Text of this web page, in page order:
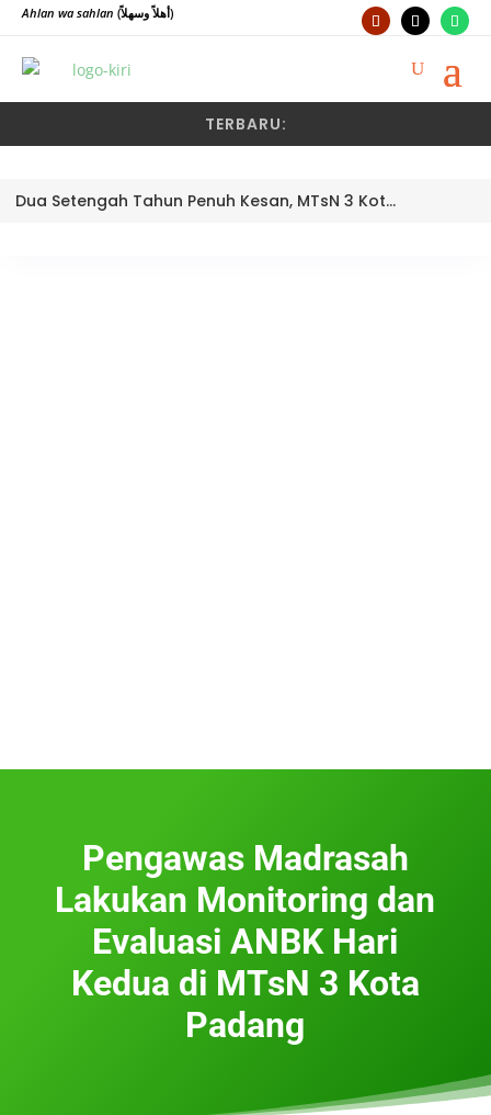
Ahlan wa sahlan (أهلاً وسهلاً)
TERBARU:
Dua Setengah Tahun Penuh Kesan, MTsN 3 Kota Padang Lepas Pengawas Pembina Dra. Nayusminar Nasrun
Pengawas Madrasah
Lakukan Monitoring dan
Evaluasi ANBK Hari
Kedua di MTsN 3 Kota
Padang